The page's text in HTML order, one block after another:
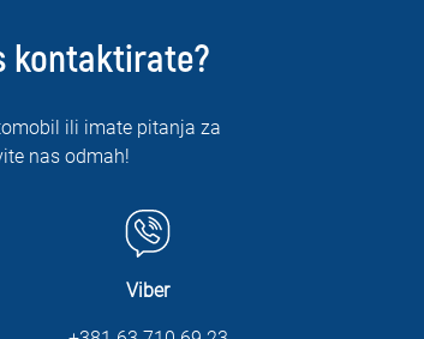
kontaktirate?
ili imate pitanja za
nas odmah!
Viber